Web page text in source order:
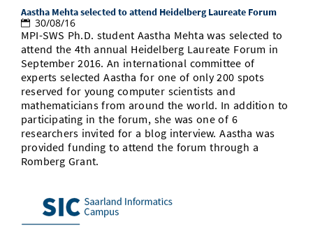
Neu am SIC?
Semestertermine & Klausuren
Prüfungsangelegenheiten
Vom Studium in den Beruf
Stellenangebote
Bibliothek
Study Scheduler
ProfessorInnen
Forschungsgruppen
Bibliothek
Open Science/Open Access
Stellenangebote
Forschungshighlights
Termine, Vorträge und Veranstaltungen
Kooperieren & Investieren
Forschungsinstitutionen
Start-ups
Termine, Vorträge und Veranstaltungen
Pressemeldungen
IT-Themenabend
Standort
Forschungsinstitutionen
Ranking
Zahlen & Fakten
Marketing & Öffentlichkeitsarbeit
Pressespiegel
Preise, Auszeichnungen und Förderungen
Kontakt
SIC Merchandise
SIC Podcast
Kontakte & Anfahrt
Anfahrt
AnsprechpartnerInnen, Personen, Forschungsgruppen
Termine, Vorträge und Veranstaltungen
Aastha Mehta selected to attend Heidelberg Laureate Forum
30/08/16
MPI-SWS Ph.D. student Aastha Mehta was selected to
attend the 4th annual Heidelberg Laureate Forum in
September 2016. An international committee of
experts selected Aastha for one of only 200 spots
reserved for young computer scientists and
mathematicians from around the world. In addition to
participating in the forum, she was one of 6
researchers invited for a blog interview. Aastha was
provided funding to attend the forum through a
Romberg Grant.